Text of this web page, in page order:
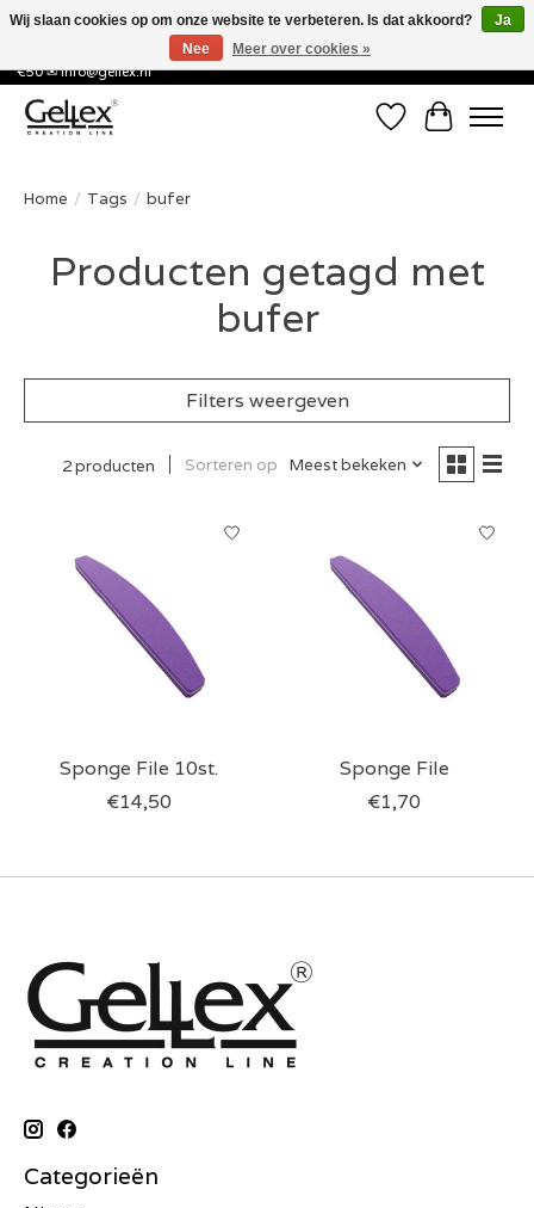
✅ Voor 15:00 besteld, de volgende werkdag in huis! ✅ Gratis verzenden vanaf
€50 ✉info@gellex.nl
Verlanglijst
Home / Tags / bufer
Producten getagd met
bufer
Filters weergeven
2 producten Sorteren op Meest bekeken
Sponge File 10st.
€14,50
Sponge File
€1,70
Categorieën
Wij slaan cookies op om onze website te verbeteren. Is dat akkoord?
Ja
Nee
Meer over cookies »